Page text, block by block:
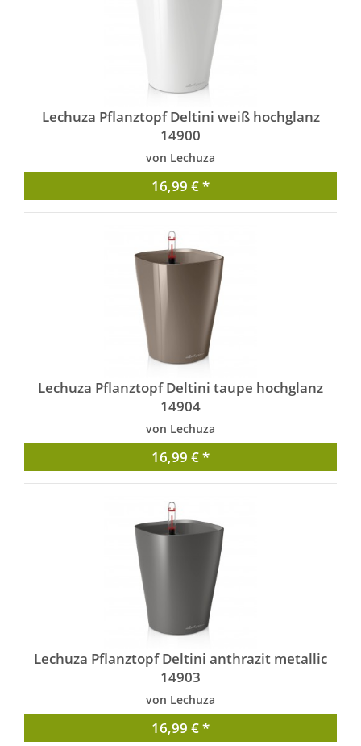
Lechuza Pflanztopf Deltini weiß hochglanz
14900
von Lechuza
16,99 € *
Lechuza Pflanztopf Deltini taupe hochglanz
14904
von Lechuza
16,99 € *
Lechuza Pflanztopf Deltini anthrazit metallic
14903
von Lechuza
16,99 € *